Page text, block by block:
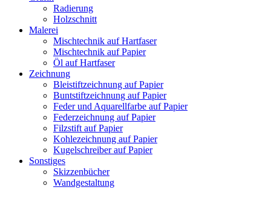
Radierung
Holzschnitt
Malerei
Mischtechnik auf Hartfaser
Mischtechnik auf Papier
Öl auf Hartfaser
Zeichnung
Bleistiftzeichnung auf Papier
Buntstiftzeichnung auf Papier
Feder und Aquarellfarbe auf Papier
Federzeichnung auf Papier
Filzstift auf Papier
Kohlezeichnung auf Papier
Kugelschreiber auf Papier
Sonstiges
Skizzenbücher
Wandgestaltung